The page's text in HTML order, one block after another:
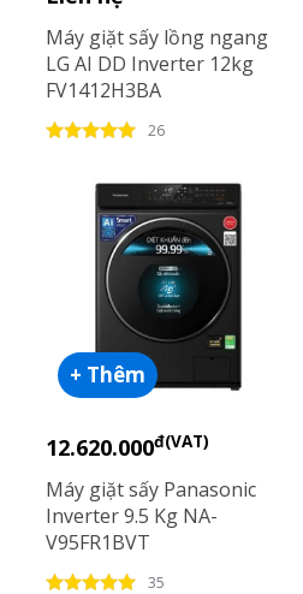
Máy giặt sấy lồng ngang
LG AI DD Inverter 12kg
FV1412H3BA
26
+ Thêm
12.620.000đ(VAT)
Máy giặt sấy Panasonic
Inverter 9.5 Kg NA-
V95FR1BVT
35